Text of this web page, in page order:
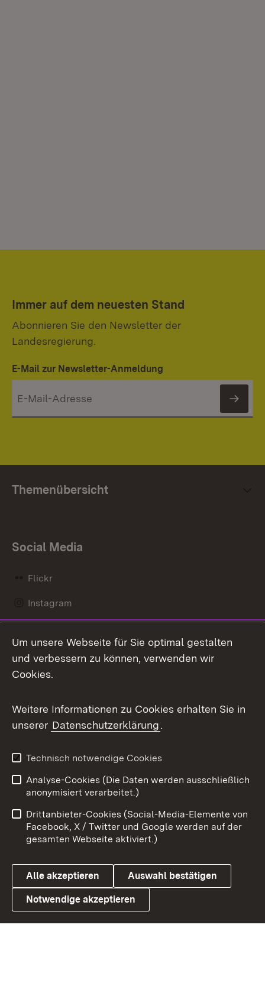
Immer auf dem neuesten Stand
Abonnieren Sie den Newsletter der
Landesregierung.
E-Mail zur Newsletter-Anmeldung
Themenübersicht
Social Media
Flickr
Instagram
Mastodon
Messenger
Social Wall
X / Twitter
Youtube
Link zum Landesportal
Benutzungshinweise
Barrierefreiheit
Datenschutz
Cookies
Um unsere Webseite für Sie optimal gestalten
und verbessern zu können, verwenden wir
Cookies.
Weitere Informationen zu Cookies erhalten Sie in
unserer Datenschutzerklärung.
Technisch notwendige Cookies
Analyse-Cookies (Die Daten werden ausschließlich
anonymisiert verarbeitet.)
Drittanbieter-Cookies (Social-Media-Elemente von
Facebook, X / Twitter und Google werden auf der
gesamten Webseite aktiviert.)
Alle akzeptieren Auswahl bestätigen
Notwendige akzeptieren